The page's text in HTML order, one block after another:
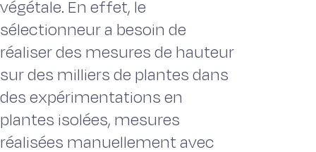
végétale. En effet, le
sélectionneur a besoin de
réaliser des mesures de hauteur
sur des milliers de plantes dans
des expérimentations en
plantes isolées, mesures
réalisées manuellement avec